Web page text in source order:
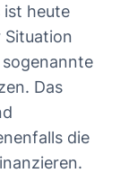
ist heute
Situation
Das
die